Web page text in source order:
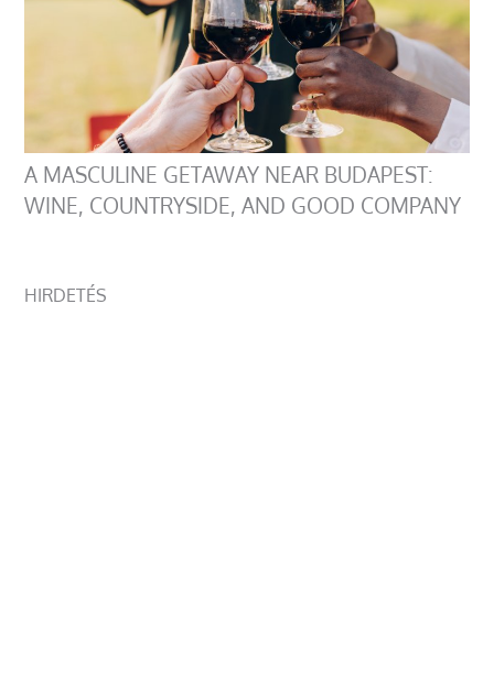
A MASCULINE GETAWAY NEAR BUDAPEST:
WINE, COUNTRYSIDE, AND GOOD COMPANY
HIRDETÉS